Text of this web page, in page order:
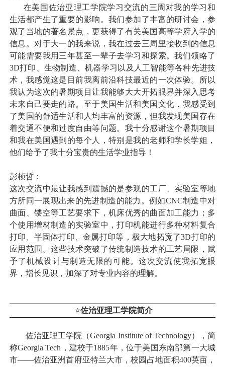
在美国佐治亚理工学院学习交流的三周对我的学习和
生活都产生了重要的影响。我们参加了丰富的研讨会，参
观了当地的著名景点，更获得了有关美国高等学府入学的
信息。对于大一的我来说，我在过去三周里接收到的信息
可能需要我用三年甚至一辈子去学习和探索。我们领略了
3D打印、生物制造、机器学习以及人工智能等各种先进技
术，我感觉这是目前我离前沿科技最近的一次体验。所以
我认为这次的暑期项目让我能够大大开拓眼界并深入思考
未来自己要走的路。至于美国生活和美国文化，我感受到
了美国的舒适生活和人均丰富的资源，但我发现美国存在
着交通不便和过度自由等问题。我十分感谢这个暑期项目
和我在美国遇到的每个人，特别是我的老师和学长学姐，
他们给予了我十分宝贵的生活学业指导！
彭桢哲：
这次交流中最让我感到震撼的是参观的工厂、实验室等地
方所同一展现出来的先进制造的能力。例如CNC制造中对
曲面、镂空等工艺要求下，机床优秀的曲面加工能力；多
个使用增材制造的实验室中，打印机能进行多种材料复合
打印、半固体打印、金属打印等，极大地拓宽了3D打印的
应用范围。这些技术突破了传统制造技术的工艺局限，赋
予了机械设计与制造无限的可能。这次交流使我拓宽眼
界，增长见识，加深了对专业内容的理解。
⭐佐治亚理工学院简介
佐治亚理工学院（Georgia Institute of Technology），简
称Georgia Tech ，建校于1885年，位于美国东南部第一大城
市——佐治亚洲首府亚特兰大市，校园占地面积400英亩，